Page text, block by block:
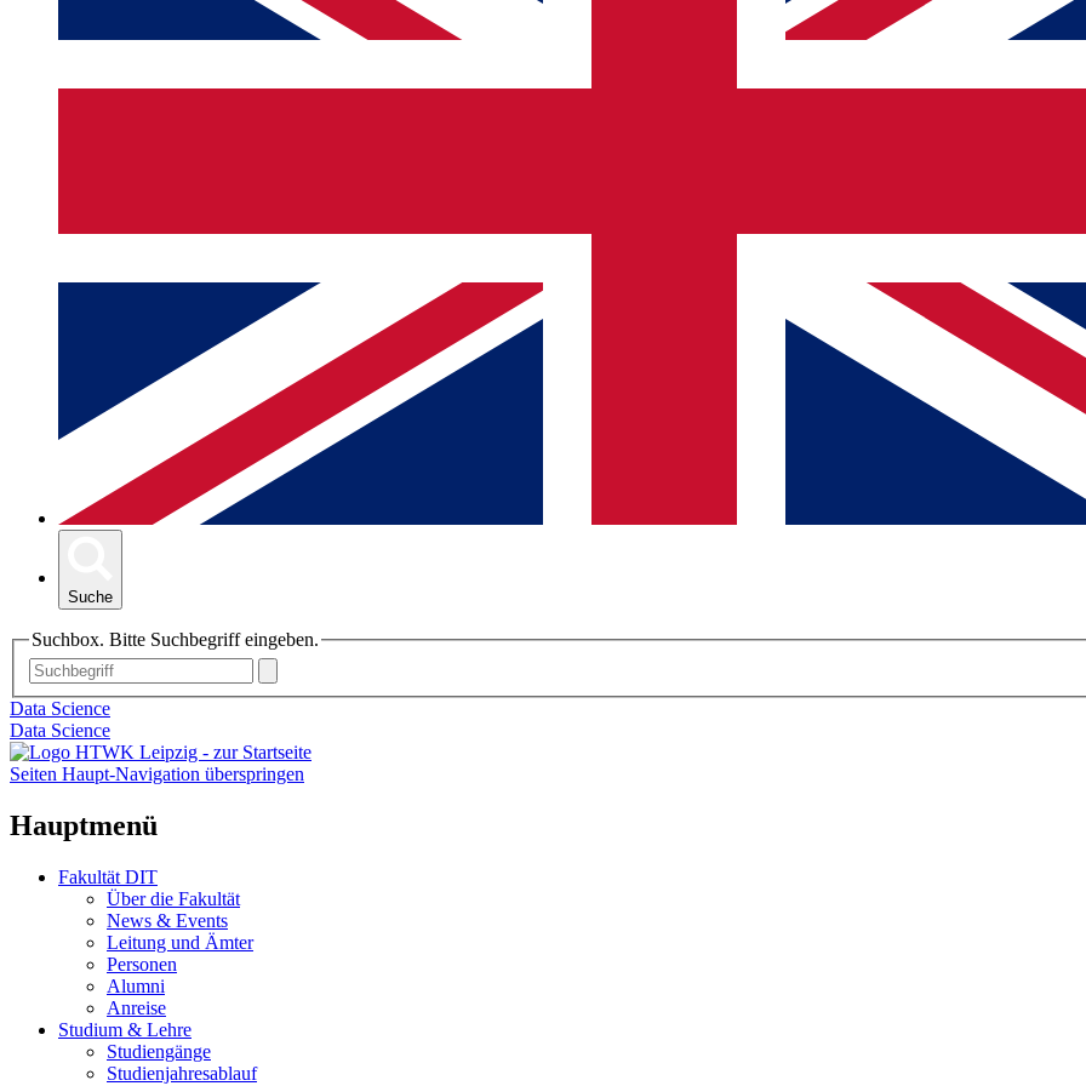
Suche
Suchbox. Bitte Suchbegriff eingeben.
Data Science
Data Science
Seiten Haupt-Navigation überspringen
Hauptmenü
Fakultät DIT
Über die Fakultät
News & Events
Leitung und Ämter
Personen
Alumni
Anreise
Studium & Lehre
Studiengänge
Studienjahresablauf